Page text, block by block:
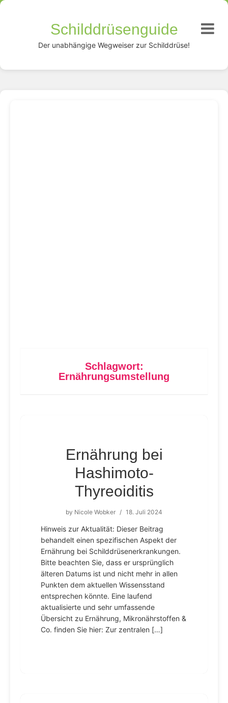
Schilddrüsenguide
Der unabhängige Wegweiser zur Schilddrüse!
Schlagwort:
Ernährungsumstellung
Ernährung bei
Hashimoto-
Thyreoiditis
by Nicole Wobker / 18. Juli 2024
Hinweis zur Aktualität: Dieser Beitrag
behandelt einen spezifischen Aspekt der
Ernährung bei Schilddrüsenerkrankungen.
Bitte beachten Sie, dass er ursprünglich
älteren Datums ist und nicht mehr in allen
Punkten dem aktuellen Wissensstand
entsprechen könnte. Eine laufend
aktualisierte und sehr umfassende
Übersicht zu Ernährung, Mikronährstoffen &
Co. finden Sie hier: Zur zentralen […]